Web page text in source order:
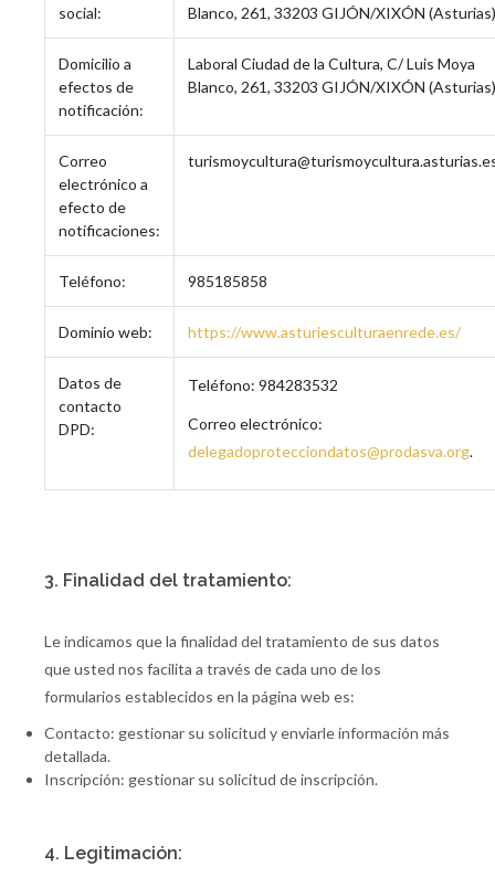
social:
Blanco, 261, 33203 GIJÓN/XIXÓN (Asturias)
Domicilio a
efectos de
notificación:
Laboral Ciudad de la Cultura, C/ Luis Moya
Blanco, 261, 33203 GIJÓN/XIXÓN (Asturias)
Correo
electrónico a
efecto de
notificaciones:
Teléfono: 985185858
Dominio web: https://www.asturiesculturaenrede.es/
Datos de
contacto
DPD:
Teléfono: 984283532
Correo electrónico:
delegadoprotecciondatos@prodasva.org.
3. Finalidad del tratamiento:
Le indicamos que la finalidad del tratamiento de sus datos
que usted nos facilita a través de cada uno de los
formularios establecidos en la página web es:
Contacto: gestionar su solicitud y enviarle información más
detallada.
Inscripción: gestionar su solicitud de inscripción.
4. Legitimación: